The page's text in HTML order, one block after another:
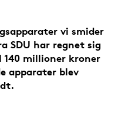
vi smider
SDU har regnet sig
millioner kroner
apparater blev